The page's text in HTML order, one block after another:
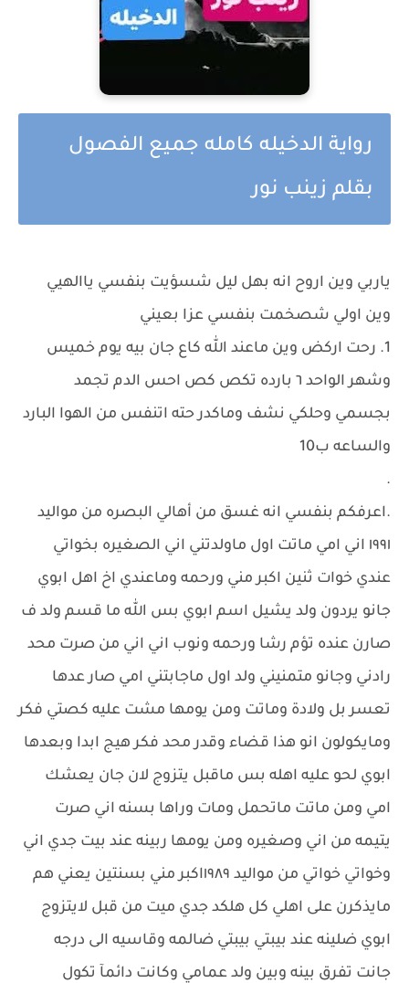
رواية الدخيله كامله جميع الفصول
بقلم زينب نور
ياربي وين اروح انه بهل ليل شسؤيت بنفسي ياالهيي
وين اولي شصخمت بنفسي عزا بعيني
1. رحت اركض وين ماعند الله كاع جان بيه يوم خميس
وشهر الواحد ٦ بارده تكص كص احس الدم تجمد
بجسمي وحلكي نشف وماكدر حته اتنفس من الهوا البارد
والساعه ب10
.
.اعرفكم بنفسي انه غسق من أهالي البصره من مواليد
١٩٩١ اني امي ماتت اول ماولدتني اني الصغيره بخواتي
عندي خوات ثنين اكبر مني ورحمه وماعندي اخ اهل ابوي
جانو يردون ولد يشيل اسم ابوي بس الله ما قسم ولد ف
صارن عنده تؤم رشا ورحمه ونوب اني اني من صرت محد
رادني وجانو متمنيني ولد اول ماجابتني امي صار عدها
تعسر بل ولادة وماتت ومن يومها مشت عليه كصتي فكر
ومايكولون انو هذا قضاء وقدر محد فكر هيج ابدا وبعدها
ابوي لحو عليه اهله بس ماقبل يتزوج لان جان يعشك
امي ومن ماتت ماتحمل ومات وراها بسنه اني صرت
يتيمه من اني وصغيره ومن يومها ربينه عند بيت جدي اني
وخواتي خواتي من مواليد ١٩٨٩اكبر مني بسنتين يعني هم
مايذكرن على اهلي كل هلكد جدي ميت من قبل لايتزوج
ابوي ضلينه عند بيبتي بيبتي ضالمه وقاسيه الى درجه
جانت تفرق بينه وبين ولد عمامي وكانت دائمآ تكول